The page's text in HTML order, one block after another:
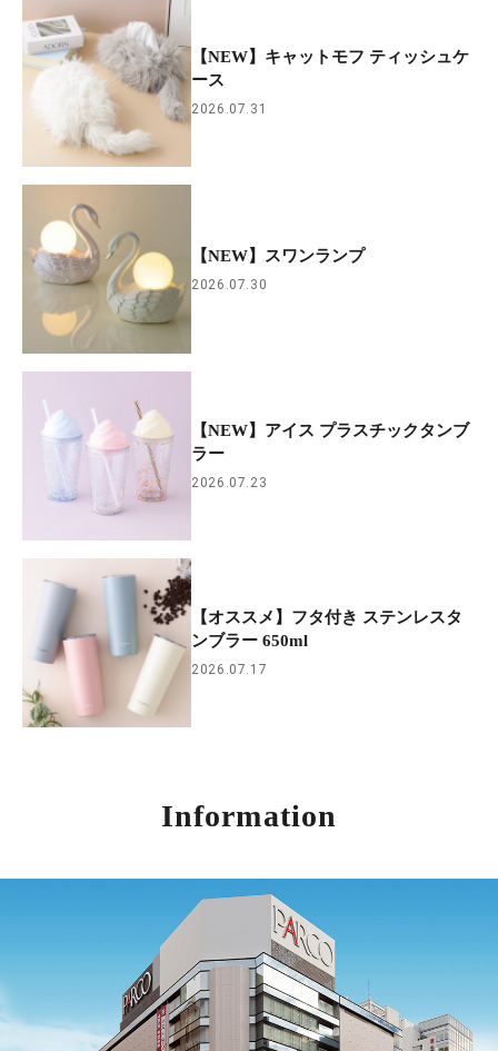
【NEW】キャットモフ ティッシュケ
ース
2026.07.31
【NEW】スワンランプ
2026.07.30
【NEW】アイス プラスチックタンブ
ラー
2026.07.23
【オススメ】フタ付き ステンレスタ
ンブラー 650ml
2026.07.17
Information